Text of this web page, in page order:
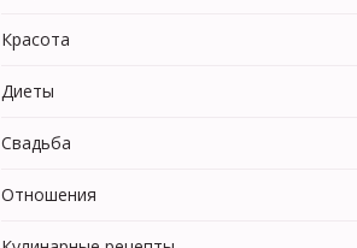
Красота
Диеты
Свадьба
Отношения